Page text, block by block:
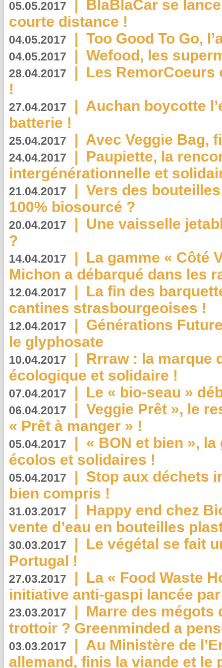
05.05.2017 | BlaBlaCar se
courte distance !
04.05.2017 | Too Good To Go,
04.05.2017 | Wefood, les
28.04.2017 | Les RemorCoeurs
!
27.04.2017 | Auchan boycotte
batterie !
25.04.2017 | Avec Veggie Bag,
24.04.2017 | Paupiette, la
intergénérationnelle et
21.04.2017 | Vers des
100% biosourcé ?
20.04.2017 | Une vaisselle
?
14.04.2017 | La gamme « Côté
Michon a débarqué dans les
12.04.2017 | La fin des
cantines strasbourgeoises !
12.04.2017 | Générations
le glyphosate
10.04.2017 | Rrraw : la marque
écologique et solidaire !
07.04.2017 | Le « bio-seau »
06.04.2017 | Veggie Prêt », le
« Prêt à manger » !
05.04.2017 | « BON et bien »,
écolos et solidaires !
05.04.2017 | Stop aux déchets
bien compris !
31.03.2017 | Happy end chez
vente d’eau en bouteilles
30.03.2017 | Le végétal se fait
Portugal !
27.03.2017 | La « Food Waste
initiative anti-gaspi lancée
23.03.2017 | Marre des mégots
trottoir ? Greenminded a
03.03.2017 | Au Ministère de
allemand, finis la viande et le